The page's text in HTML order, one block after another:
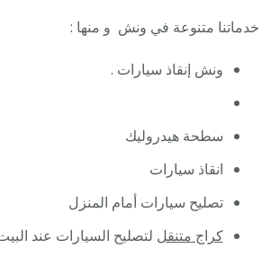
خدماتنا متنوعة في ونش و منها :
ونش إنقاذ سيارات .
سطحة هيدروليك
انقاذ سيارات
تصليح سيارات أمام المنزل
كراج متنقل لتصليح السيارات عند